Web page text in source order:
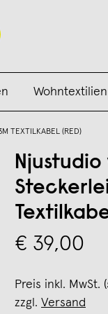
Wohntextilien
TEXTILKABEL (RED)
Njustudio
€ 39,00
Preis inkl. MwSt.
zzgl. Versand